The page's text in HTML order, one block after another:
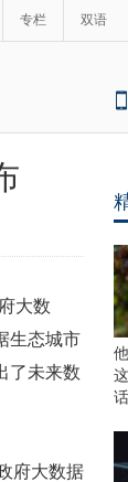
专栏 双语
大数
生态城市
了未来数
府大数据